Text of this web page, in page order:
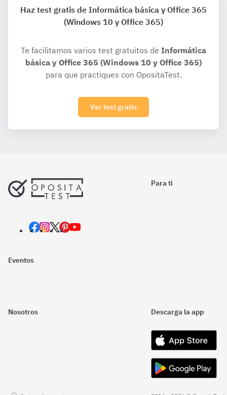
Haz test gratis de Informática básica y Office 365
(Windows 10 y Office 365)
Te facilitamos varios test gratuitos de Informática
básica y Office 365 (Windows 10 y Office 365)
para que practiques con OpositaTest.
Ver test gratis
Para ti
Eventos
Nosotros Descarga la app